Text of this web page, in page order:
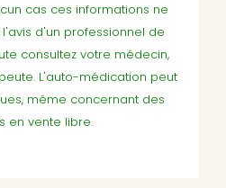
cas ces informations ne
d'un professionnel de
consultez votre médecin,
L'auto-médication peut
même concernant des
en vente libre.